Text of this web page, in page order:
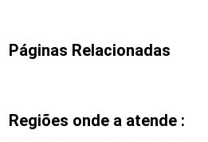
Páginas Relacionadas
Regiões onde a atende :